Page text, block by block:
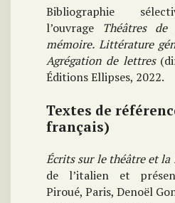
Bibliographie
l’ouvrage Théâtres
mémoire. Littérature
Agrégation de lettres
Éditions Ellipses, 2022.
Textes de
français)
Écrits sur le théâtre et
de l’italien et
Piroué, Paris, Denoël